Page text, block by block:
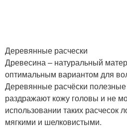
Деревянные расчески
Древесина – натуральный
оптимальным вариантом для
Деревянные расчёски
раздражают кожу головы и не
использовании таких расчесок
мягкими и шелковистыми.